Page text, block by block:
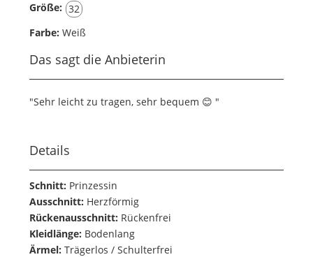
Größe: 32
Farbe: Weiß
Das sagt die Anbieterin
"Sehr leicht zu tragen, sehr bequem 😊 "
Details
Schnitt: Prinzessin
Ausschnitt: Herzförmig
Rückenausschnitt: Rückenfrei
Kleidlänge: Bodenlang
Ärmel: Trägerlos / Schulterfrei